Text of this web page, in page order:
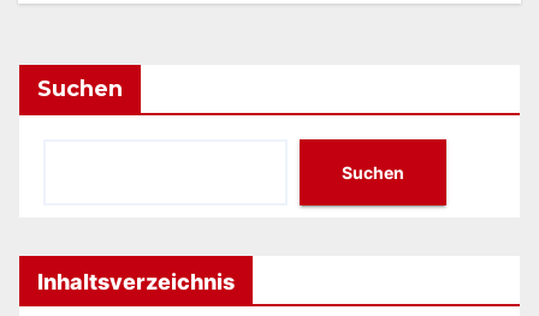
Suchen
Suchen
Inhaltsverzeichnis